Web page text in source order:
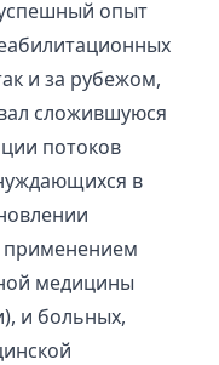
опыт
и за рубежом,
сложившуюся
потоков
в
применением
медицины
и больных,